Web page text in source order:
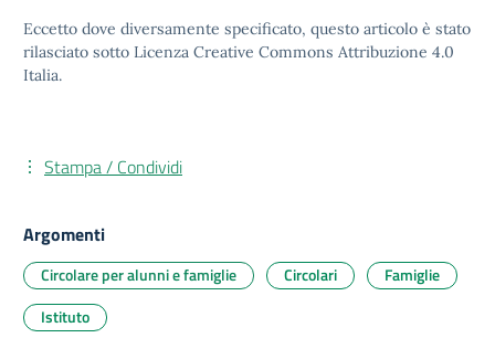
Eccetto dove diversamente specificato, questo articolo è stato
rilasciato sotto Licenza Creative Commons Attribuzione 4.0
Italia.
Stampa / Condividi
Argomenti
Circolare per alunni e famiglie Circolari
Famiglie
Istituto